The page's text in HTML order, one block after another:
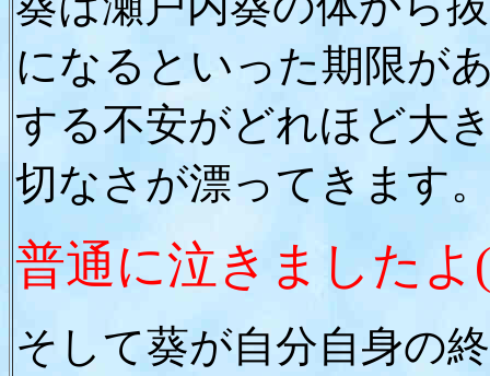
になるといった期限が
する不安がどれほど大
切なさが漂ってきます
普通に泣きましたよ
そして葵が自分自身の